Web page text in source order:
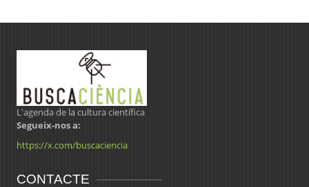
L'agenda de la cultura científica
Segueix-nos a:
https://x.com/buscaciencia
CONTACTE